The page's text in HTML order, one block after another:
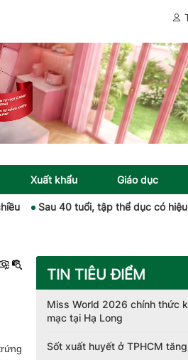
Xuất khẩu Giáo dục
Sau 40 tuổi, tập thể dục có hiệu quả
TIN TIÊU ĐIỂM
Miss World 2026 chính thức
mạc tại Hạ Long
Sốt xuất huyết ở TPHCM